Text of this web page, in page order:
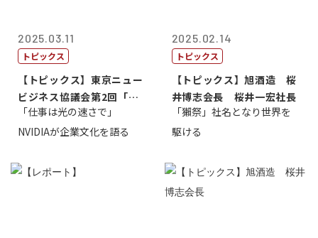
2025.03.11
トピックス
【トピックス】東京ニュー
ビジネス協議会第2回「起
業から成功へ...
「仕事は光の速さで」
NVIDIAが企業文化を語る
2025.02.14
トピックス
【トピックス】旭酒造 桜
井博志会長 桜井一宏社長
「獺祭」社名となり世界を
駆ける